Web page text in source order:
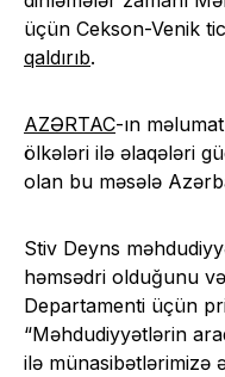
üçün Cekson-Venik
qaldırıb.
AZƏRTAC-ın
ölkələri ilə əlaqələri
olan bu məsələ
Stiv Deyns
həmsədri olduğunu
Departamenti üçün
“Məhdudiyyətlərin
ilə münasibətlərimizə